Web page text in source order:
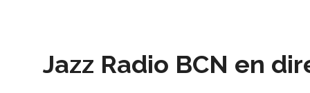
Jazz Radio BCN en